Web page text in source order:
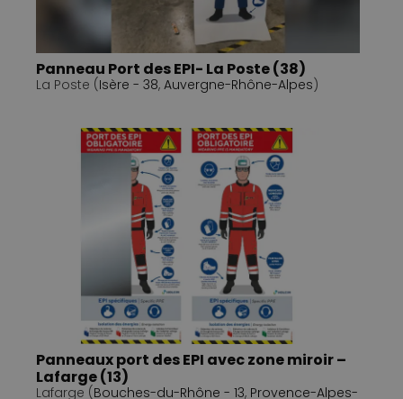
Panneau Port des EPI- La Poste (38)
La Poste (Isère - 38, Auvergne-Rhône-Alpes)
Panneaux port des EPI avec zone miroir –
Lafarge (13)
Lafarge (Bouches-du-Rhône - 13, Provence-Alpes-